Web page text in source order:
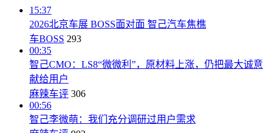
15:37
2026北京车展 BOSS面对面 智己汽车焦樵
车BOSS 293
00:35
智己CMO：LS8“微微利”，原材料上涨，仍把最大诚意
献给用户
麻辣车评 306
00:56
智己李微萌：我们充分调研过用户需求